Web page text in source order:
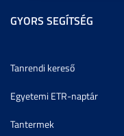
GYORS SEGÍTSÉG
Tanrendi kereső
Egyetemi ETR-naptár
Tantermek